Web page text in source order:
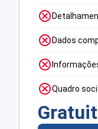
Dados
Quadro